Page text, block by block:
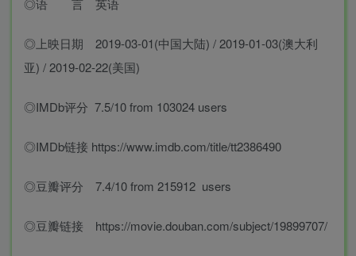
◎语 言 英语
◎上映日期 2019-03-01(中国大陆) / 2019-01-03(澳大利
亚) / 2019-02-22(美国)
◎IMDb评分 7.5/10 from 103024 users
◎IMDb链接 https://www.imdb.com/title/tt2386490
◎豆瓣评分 7.4/10 from 215912 users
◎豆瓣链接 https://movie.douban.com/subject/19899707/